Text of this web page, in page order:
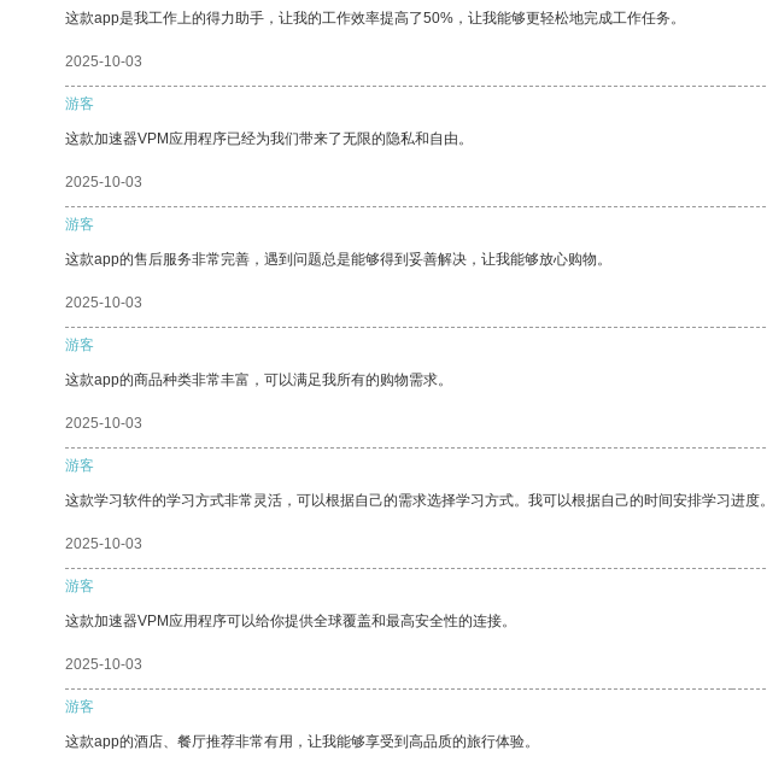
这款app是我工作上的得力助手，让我的工作效率提高了50%，让我能够更轻松地完成工作任务。
2025-10-03
游客
这款加速器VPM应用程序已经为我们带来了无限的隐私和自由。
2025-10-03
游客
这款app的售后服务非常完善，遇到问题总是能够得到妥善解决，让我能够放心购物。
2025-10-03
游客
这款app的商品种类非常丰富，可以满足我所有的购物需求。
2025-10-03
游客
这款学习软件的学习方式非常灵活，可以根据自己的需求选择学习方式。我可以根据自己的时间安排学习进度。
2025-10-03
游客
这款加速器VPM应用程序可以给你提供全球覆盖和最高安全性的连接。
2025-10-03
游客
这款app的酒店、餐厅推荐非常有用，让我能够享受到高品质的旅行体验。